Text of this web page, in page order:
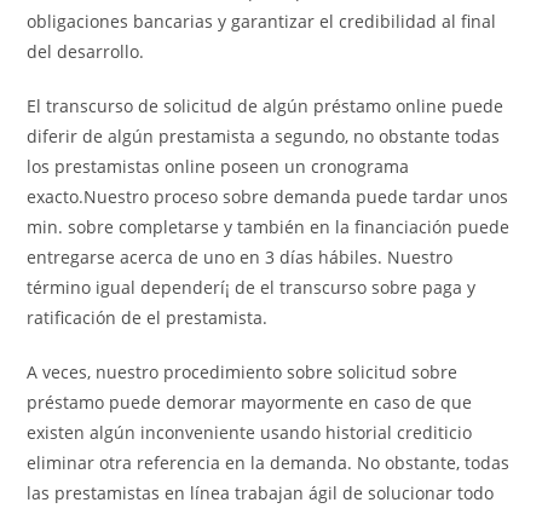
obligaciones bancarias y garantizar el credibilidad al final
del desarrollo.
El transcurso de solicitud de algún préstamo online puede
diferir de algún prestamista a segundo, no obstante todas
los prestamistas online poseen un cronograma
exacto.Nuestro proceso sobre demanda puede tardar unos
min. sobre completarse y también en la financiación puede
entregarse acerca de uno en 3 días hábiles. Nuestro
término igual dependerí¡ de el transcurso sobre paga y
ratificación de el prestamista.
A veces, nuestro procedimiento sobre solicitud sobre
préstamo puede demorar mayormente en caso de que
existen algún inconveniente usando historial crediticio
eliminar otra referencia en la demanda. No obstante, todas
las prestamistas en línea trabajan ágil de solucionar todo